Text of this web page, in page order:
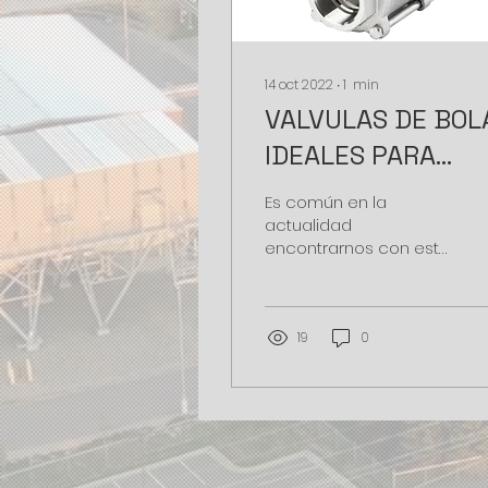
14 oct 2022 ∙1 min
VALVULAS DE
IDEALES PARA
REALIZAR EL
O PARADA DEL
FLUIDO
Es común en la
actualidad
encontrarnos con este
podemos estar
19 0